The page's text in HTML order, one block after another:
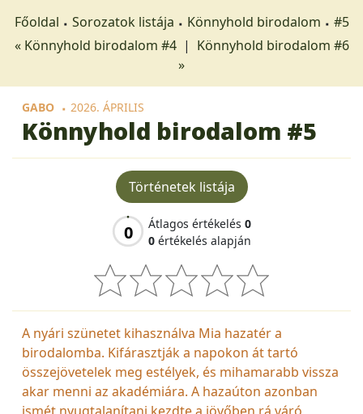
Főoldal Sorozatok listája Könnyhold birodalom
#5
« Könnyhold birodalom #4 | Könnyhold birodalom #6
»
GABO 2026. ÁPRILIS
Könnyhold birodalom #5
Történetek listája
0 Átlagos értékelés 0
0 értékelés alapján
A nyári szünetet kihasználva Mia hazatér a
birodalomba. Kifárasztják a napokon át tartó
összejövetelek meg estélyek, és mihamarabb vissza
akar menni az akadémiára. A hazaúton azonban